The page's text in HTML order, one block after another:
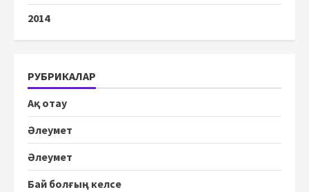
2014
РУБРИКАЛАР
Ақ отау
Әлеумет
Әлеумет
Бай болғың келсе